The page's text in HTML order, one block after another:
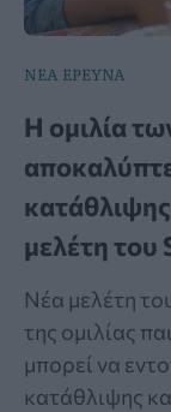
ΝΕΑ ΕΡΕΥΝΑ
Η ομιλία
κατάθλιψης
μελέτη του
Νέα μελέτη
της ομιλίας
μπορεί να
κατάθλιψης